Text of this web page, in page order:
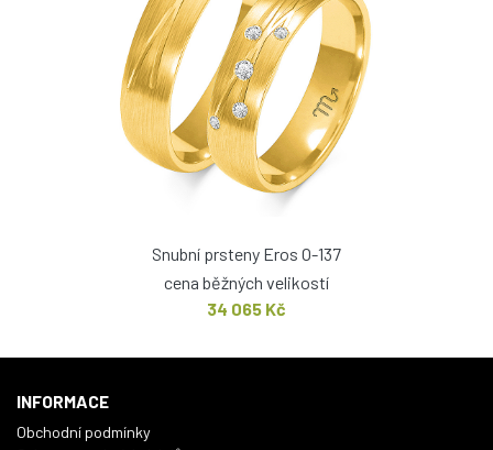
Snubní prsteny Eros O-137
cena běžných velikostí
34 065 Kč
INFORMACE
Obchodní podmínky